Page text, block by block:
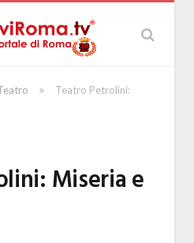
»
Teatro Petrolini:
Miseria e